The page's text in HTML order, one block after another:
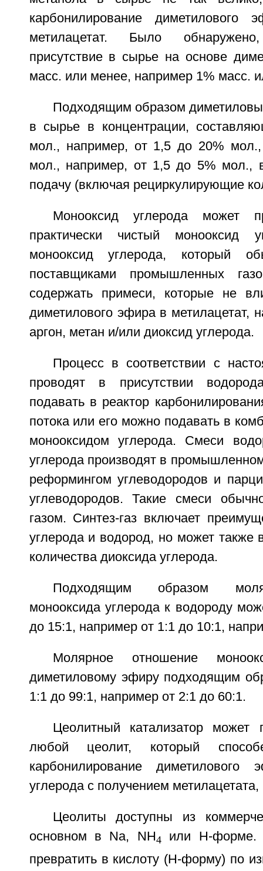
карбонилирование
метилацетат. Было
присутствие в сырье на основе
масс. или менее, например 1% масс.
Подходящим образом
в сырье в концентрации,
мол., например, от 1,5 до 20%
мол., например, от 1,5 до 5% мол.,
подачу (включая рециркулирующие
Монооксид углерода может
практически чистый монооксид
монооксид углерода, который
поставщиками промышленных
содержать примеси, которые не
диметилового эфира в метилацетат,
аргон, метан и/или диоксид углерода.
Процесс в соответствии с
проводят в присутствии
подавать в реактор
потока или его можно подавать в
монооксидом углерода. Смеси
углерода производят в
реформингом углеводородов и
углеводородов. Такие смеси
газом. Синтез-газ включает
углерода и водород, но может также
количества диоксида углерода.
Подходящим образом
монооксида углерода к водороду
до 15:1, например от 1:1 до 10:1,
Молярное отношение
диметиловому эфиру подходящим
1:1 до 99:1, например от 2:1 до 60:1.
Цеолитный катализатор может
любой цеолит, который
карбонилирование диметилового
углерода с получением метилацетата,
Цеолиты доступны из
основном в Na, NH4 или Н-форме.
превратить в кислоту (Н-форму) по